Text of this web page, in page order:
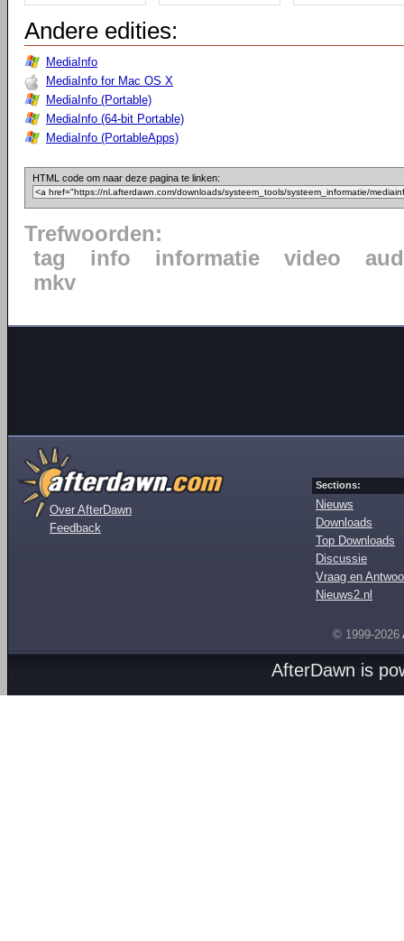
Andere edities:
MediaInfo
MediaInfo for Mac OS X
MediaInfo (Portable)
MediaInfo (64-bit Portable)
MediaInfo (PortableApps)
HTML code om naar deze pagina te linken:
Trefwoorden:
tag
info informatie video
mkv
Over AfterDawn
Feedback
Sections:
Nieuws
Downloads
Top Downloads
Discussie
Vraag en
Nieuws2.nl
© 1999-2026
AfterDawn is